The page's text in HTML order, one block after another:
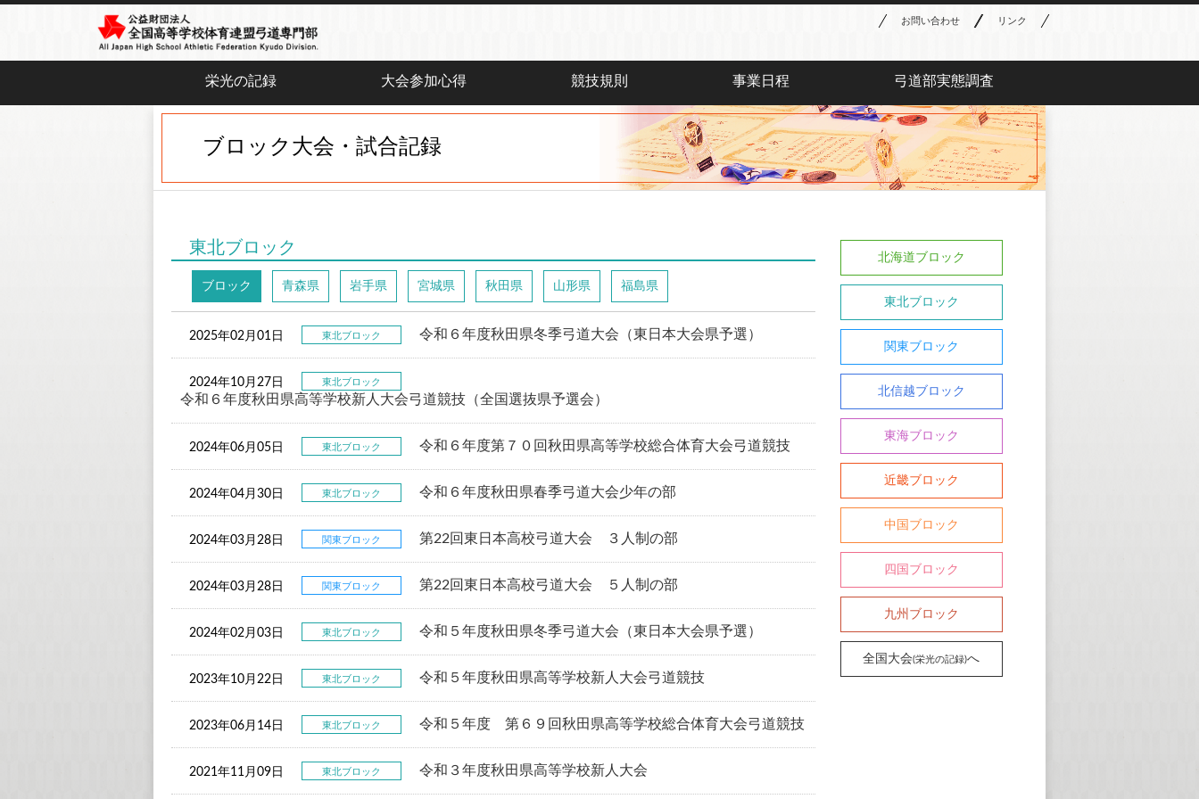
お問い合わせ リンク
栄光の記録 大会参加心得 競技規則 事業日程 弓道部実態調査
ブロック大会・試合記録
東北ブロック
ブロック 青森県 岩手県 宮城県 秋田県 山形県 福島県
2025年02月01日 東北ブロック 令和６年度秋田県冬季弓道大会（東日本大会県予選）
2024年10月27日 東北ブロック
令和６年度秋田県高等学校新人大会弓道競技（全国選抜県予選会）
2024年06月05日 東北ブロック 令和６年度第７０回秋田県高等学校総合体育大会弓道競技
2024年04月30日 東北ブロック 令和６年度秋田県春季弓道大会少年の部
2024年03月28日 関東ブロック 第22回東日本高校弓道大会 ３人制の部
2024年03月28日 関東ブロック 第22回東日本高校弓道大会 ５人制の部
2024年02月03日 東北ブロック 令和５年度秋田県冬季弓道大会（東日本大会県予選）
2023年10月22日 東北ブロック 令和５年度秋田県高等学校新人大会弓道競技
2023年06月14日 東北ブロック 令和５年度 第６９回秋田県高等学校総合体育大会弓道競技
2021年11月09日 東北ブロック 令和３年度秋田県高等学校新人大会
北海道ブロック
東北ブロック
関東ブロック
北信越ブロック
東海ブロック
近畿ブロック
中国ブロック
四国ブロック
九州ブロック
全国大会(栄光の記録)へ